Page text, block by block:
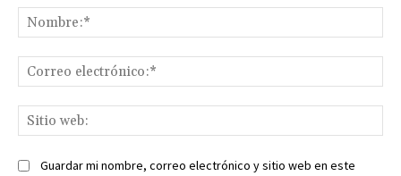
Guardar mi nombre, correo electrónico y sitio web en este